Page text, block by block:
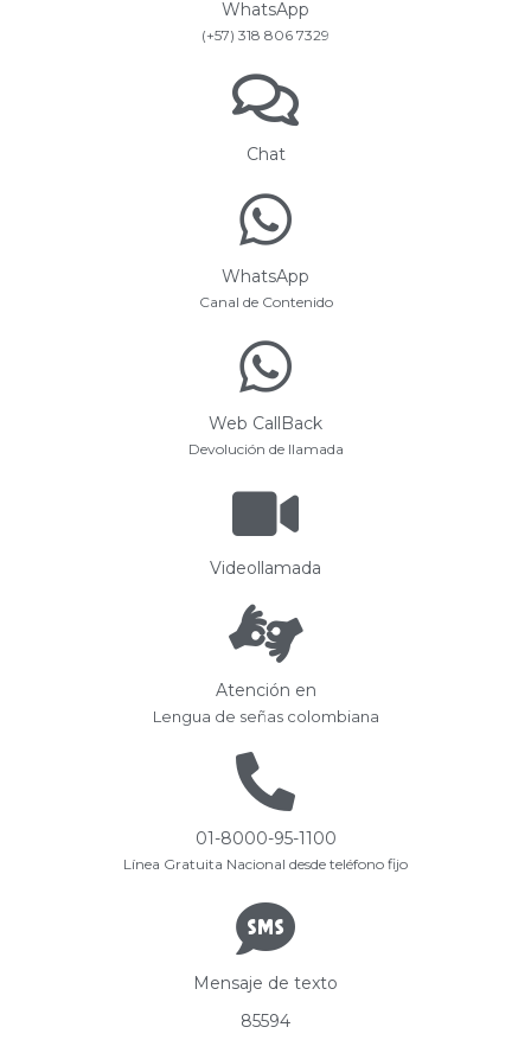
WhatsApp
(+57) 318 806 7329
Chat
WhatsApp
Canal de Contenido
Web CallBack
Devolución de llamada
Videollamada
Atención en
Lengua de señas colombiana
01-8000-95-1100
Línea Gratuita Nacional desde teléfono fijo
Mensaje de texto
85594